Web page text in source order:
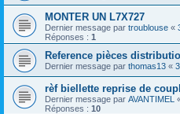
MONTER UN L7X727
Dernier message par troublouse «
Réponses : 1
Reference pièces
Dernier message par thomas13 «
rèf biellette reprise de
Dernier message par AVANTIMEL
Réponses : 10